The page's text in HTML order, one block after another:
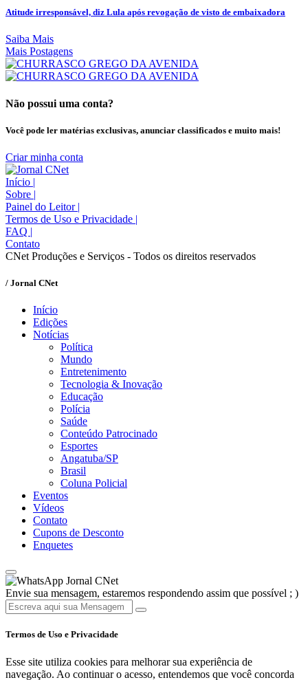
Atitude irresponsável, diz Lula após revogação de visto de embaixadora
Saiba Mais
Mais Postagens
Não possui uma conta?
Você pode ler matérias exclusivas, anunciar classificados e muito mais!
Criar minha conta
Início |
Sobre |
Painel do Leitor |
Termos de Uso e Privacidade |
FAQ |
Contato
CNet Produções e Serviços - Todos os direitos reservados
/ Jornal CNet
Início
Edições
Notícias
Política
Mundo
Entretenimento
Tecnologia & Inovação
Educação
Polícia
Saúde
Conteúdo Patrocinado
Esportes
Angatuba/SP
Brasil
Coluna Policial
Eventos
Vídeos
Contato
Cupons de Desconto
Enquetes
Jornal CNet
Envie sua mensagem, estaremos respondendo assim que possível ; )
Termos de Uso e Privacidade
Esse site utiliza cookies para melhorar sua experiência de
navegação. Ao continuar o acesso, entendemos que você concorda